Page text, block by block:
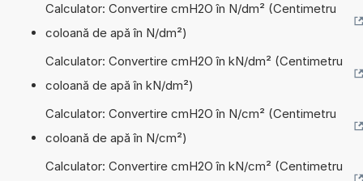
Calculator: Convertire cmH2O în N/dm² (Centimetru
coloană de apă în N/dm²)
Calculator: Convertire cmH2O în kN/dm² (Centimetru
coloană de apă în kN/dm²)
Calculator: Convertire cmH2O în N/cm² (Centimetru
coloană de apă în N/cm²)
Calculator: Convertire cmH2O în kN/cm² (Centimetru